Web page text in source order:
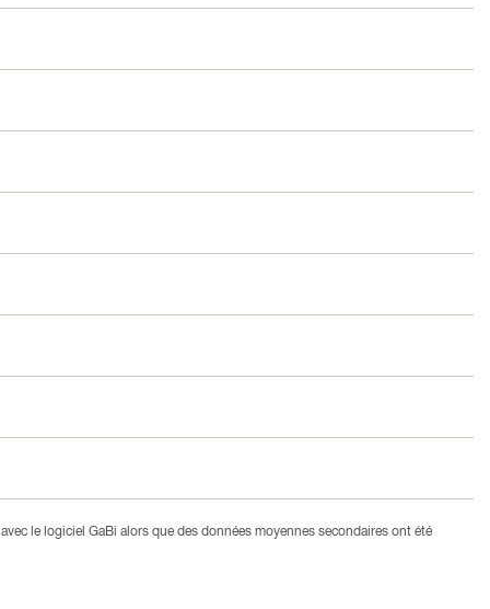
le logiciel GaBi alors que des données moyennes secondaires ont été